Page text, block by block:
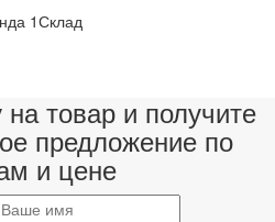
1Склад
товар и получите
предложение по
и цене